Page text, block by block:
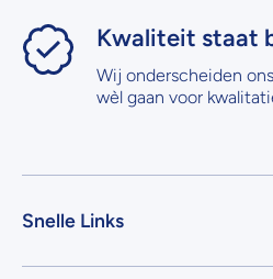
Kwaliteit staat
Wij onderscheiden
wèl gaan voor
Snelle Links